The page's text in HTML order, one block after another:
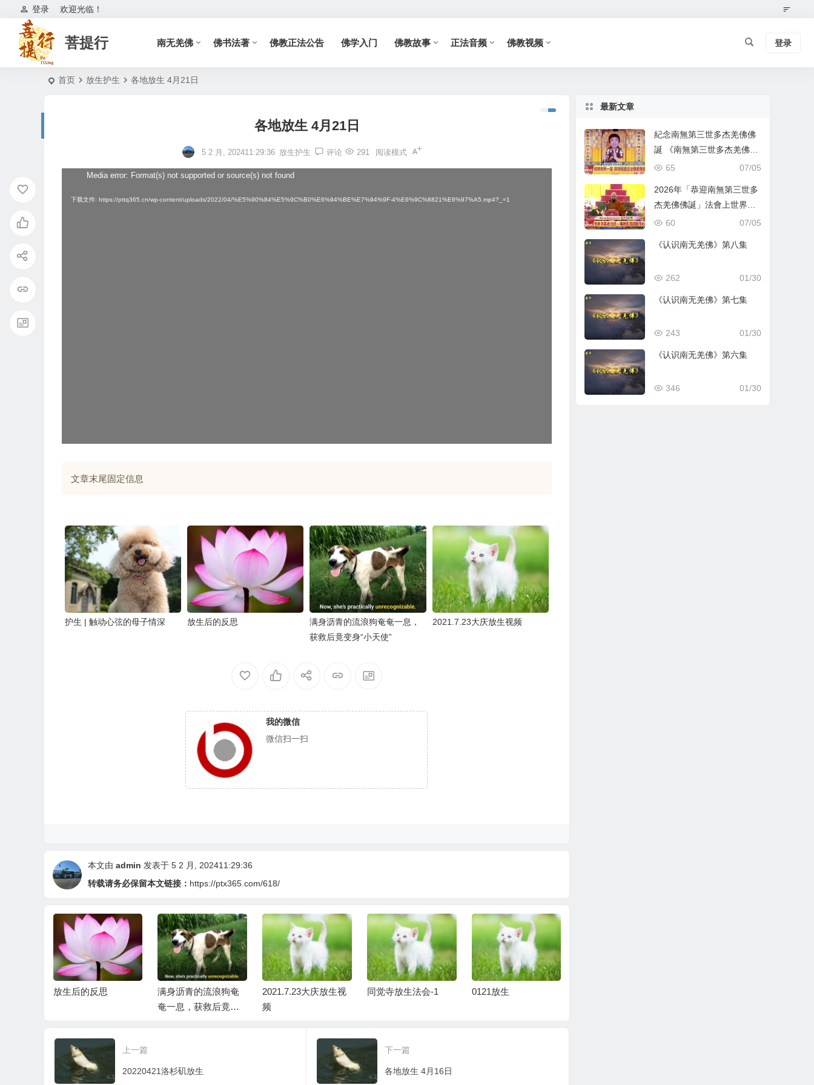
欢迎光临！
登录
菩提行 南无羌佛 佛书法著 佛教正法公告 佛学入门 佛教故事 正法音频 佛教视频 登录
首页 放生护生 各地放生 4月21日
各地放生 4月21日
5 2 月, 202411:29:36 放生护生 评论 291 阅读模式
Media error: Format(s) not supported or source(s) not found
下载文件: https://pttq365.cn/wp-content/uploads/2022/04/%E5%90%84%E5%9C%B0%E6%94%BE%E7%94%9F-4%E6%9C%8821%E6%97%A5.mp4?_=1
文章末尾固定信息
护生 | 触动心弦的母子情深 放生后的反思
满身沥青的流浪狗奄奄一息，
获救后竟变身“小天使”
2021.7.23大庆放生视频
我的微信
微信扫一扫
本文由 admin 发表于 5 2 月, 202411:29:36
转载请务必保留本文链接： https://ptx365.com/618/
放生后的反思
满身沥青的流浪狗奄
奄一息，获救后竟变
2021.7.23大庆放生视
频
同觉寺放生法会-1 0121放生
上一篇
20220421洛杉矶放生
下一篇
各地放生 4月16日
最新文章
紀念南無第三世多杰羌佛佛
誕 《南無第三世多杰羌佛經
藏總集》新卷面世 [ZWTV北
07/05
65
2026年「恭迎南無第三世多
杰羌佛佛誕」法會上世界佛
教總部蓮花釦莫知尊者的講
07/05
60
《认识南无羌佛》第八集
01/30
262
《认识南无羌佛》第七集
01/30
243
《认识南无羌佛》第六集
01/30
346